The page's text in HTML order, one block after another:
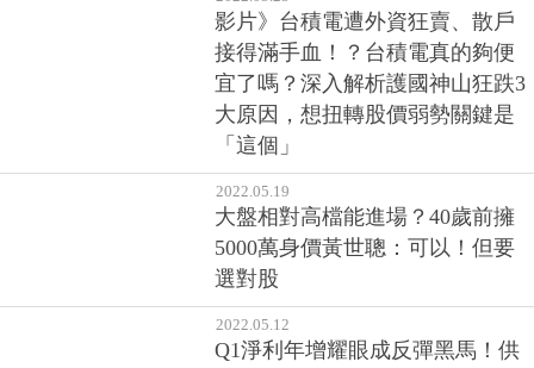
影片》台積電遭外資狂賣、散戶
接得滿手血！？台積電真的夠便
宜了嗎？深入解析護國神山狂跌3
大原因，想扭轉股價弱勢關鍵是
「這個」
2022.05.19
大盤相對高檔能進場？40歲前擁
5000萬身價黃世聰：可以！但要
選對股
2022.05.12
Q1淨利年增耀眼成反彈黑馬！供